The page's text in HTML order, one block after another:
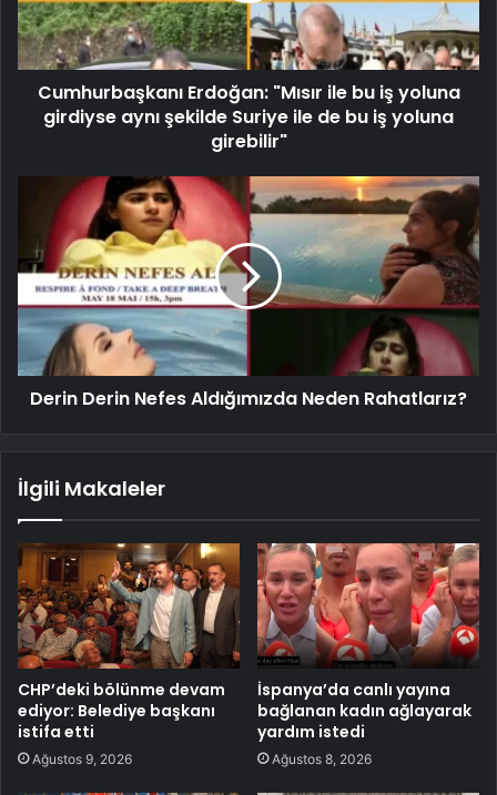
Cumhurbaşkanı Erdoğan: "Mısır ile bu iş yoluna
girdiyse aynı şekilde Suriye ile de bu iş yoluna
girebilir"
Derin Derin Nefes Aldığımızda Neden Rahatlarız?
İlgili Makaleler
CHP’deki bölünme devam
ediyor: Belediye başkanı
istifa etti
Ağustos 9, 2026
İspanya’da canlı yayına
bağlanan kadın ağlayarak
yardım istedi
Ağustos 8, 2026